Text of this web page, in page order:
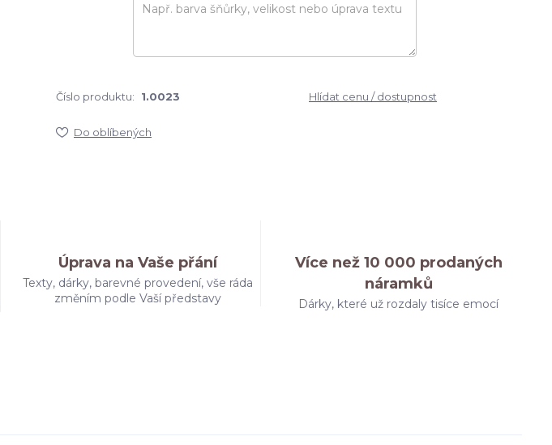
Číslo produktu: 1.0023 Hlídat cenu / dostupnost
Do oblíbených
Úprava na Vaše přání
Texty, dárky, barevné provedení, vše ráda
změním podle Vaší představy
Více než 10 000 prodaných
náramků
Dárky, které už rozdaly tisíce emocí